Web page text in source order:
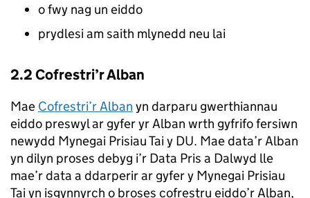
o fwy nag un eiddo
prydlesi am saith mlynedd neu lai
2.2 Cofrestri’r Alban
Mae Cofrestri’r Alban yn darparu gwerthiannau
eiddo preswyl ar gyfer yr Alban wrth gyfrifo fersiwn
newydd Mynegai Prisiau Tai y DU. Mae data’r Alban
yn dilyn proses debyg i’r Data Pris a Dalwyd lle
mae’r data a ddarperir ar gyfer y Mynegai Prisiau
Tai yn isgynnyrch o broses cofrestru eiddo’r Alban,